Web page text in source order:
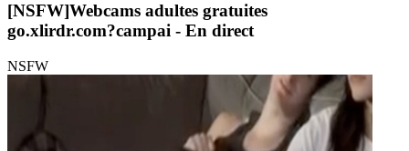
[NSFW]Webcams adultes gratuites
go.xlirdr.com?campai - En direct
NSFW